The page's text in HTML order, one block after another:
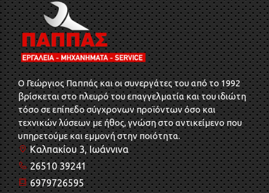
O Γεώργιος Παππάς και οι συνεργάτες του από το 1992
βρίσκεται στο πλευρό του επαγγελματία και του ιδιώτη
τόσο σε επίπεδο σύγχρονων προϊόντων όσο και
τεχνικών λύσεων με ήθος, γνώση στο αντικείμενο που
υπηρετούμε και εμμονή στην ποιότητα.
Καλπακίου 3, Ιωάννινα
26510 39241
6979726595